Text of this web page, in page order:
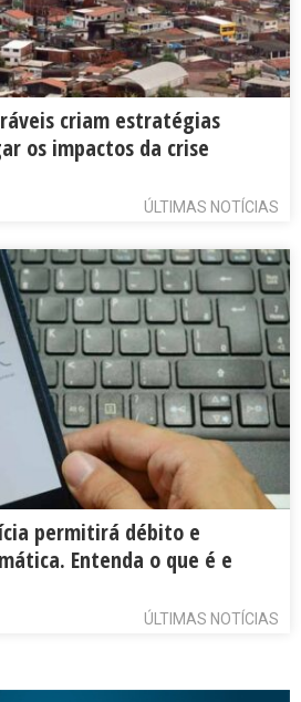
criam estratégias
os impactos da crise
ÚLTIMAS NOTÍCIAS
permitirá débito e
Entenda o que é e
ÚLTIMAS NOTÍCIAS